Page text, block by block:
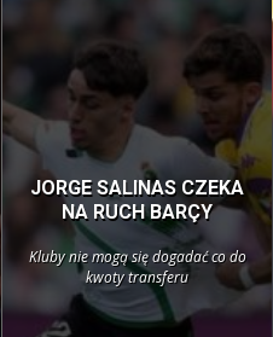
JORGE SALINAS CZEKA
NA RUCH BARÇY
Kluby nie mogą się dogadać co do
kwoty transferu